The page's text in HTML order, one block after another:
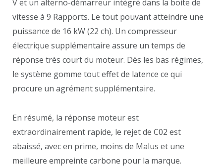
V et un alterno-démarreur intégré dans la boite de
vitesse à 9 Rapports. Le tout pouvant atteindre une
puissance de 16 kW (22 ch). Un compresseur
électrique supplémentaire assure un temps de
réponse très court du moteur. Dès les bas régimes,
le système gomme tout effet de latence ce qui
procure un agrément supplémentaire.
En résumé, la réponse moteur est
extraordinairement rapide, le rejet de C02 est
abaissé, avec en prime, moins de Malus et une
meilleure empreinte carbone pour la marque.